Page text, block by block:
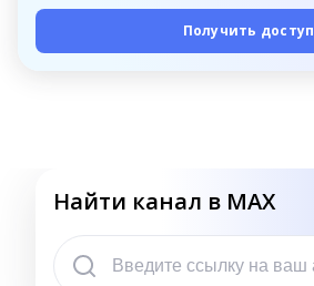
Получить доступ
Найти канал в MAX